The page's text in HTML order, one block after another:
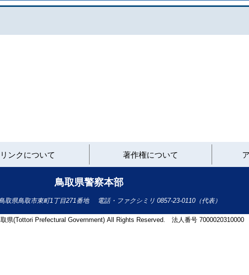
と
へ
リンクについて 著作権について
鳥取県警察本部
取県鳥取市東町1丁目271番地電話・ファクシミリ 0857-23-0110（代表）
県(Tottori Prefectural Government) All Rights Reserved. 法人番号 7000020310000